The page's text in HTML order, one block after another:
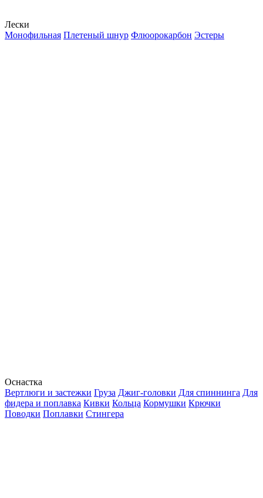
Лески
Монофильная Плетеный шнур Флюорокарбон Эстеры
Оснастка
Вертлюги и застежки Груза Джиг-головки Для спиннинга Для
фидера и поплавка Кивки Кольца Кормушки Крючки
Поводки Поплавки Стингера